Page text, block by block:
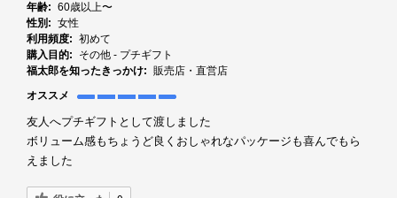
年齢: 60歳以上〜
性別: 女性
利用頻度: 初めて
購入目的:
その他 - プチギフト
福太郎を知ったきっかけ: 販売店・直営店
オススメ
友人へプチギフトとして渡しました
ボリューム感もちょうど良くおしゃれなパッケージも喜んでもら
えました